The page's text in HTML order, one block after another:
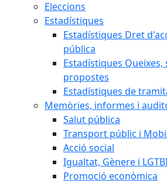
Eleccions
Estadístiques
Estadístiques Dret
pública
Estadístiques
propostes
Estadístiques de
Memòries, informes i
Salut pública
Transport públic i
Acció social
Igualtat, Gènere i
Promoció econòmica